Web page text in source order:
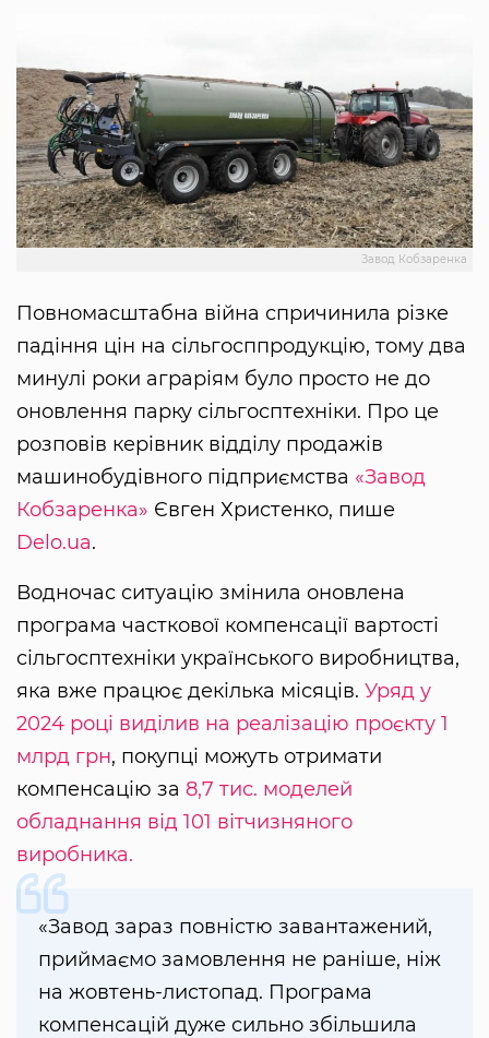
Завод Кобзаренка
Повномасштабна війна спричинила різке
падіння цін на сільгосппродукцію, тому два
минулі роки аграріям було просто не до
оновлення парку сільгосптехніки. Про це
розповів керівник відділу продажів
машинобудівного підприємства «Завод
Кобзаренка» Євген Христенко, пише
Delo.ua.
Водночас ситуацію змінила оновлена
програма часткової компенсації вартості
сільгосптехніки українського виробництва,
яка вже працює декілька місяців. Уряд у
2024 році виділив на реалізацію проєкту 1
млрд грн, покупці можуть отримати
компенсацію за 8,7 тис. моделей
обладнання від 101 вітчизняного
виробника.
«Завод зараз повністю завантажений,
приймаємо замовлення не раніше, ніж
на жовтень-листопад. Програма
компенсацій дуже сильно збільшила